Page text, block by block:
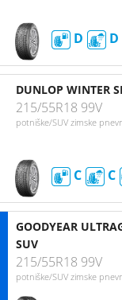
D D
DUNLOP WINTER
215/55R18 99V
potniške/SUV zimske
C C
GOODYEAR
SUV
215/55R18 99V
potniške/SUV zimske